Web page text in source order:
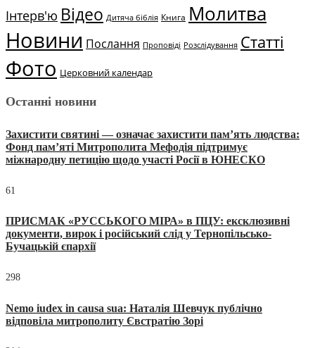
Інтерв'ю Відео Дитяча біблія Книга Молитва
Новини Послання Проповіді Розслідування Статті
Фото Церковний календар
Останні новини
Захистити святині — означає захистити пам’ять людства:
Фонд пам’яті Митрополита Мефодія підтримує
міжнародну петицію щодо участі Росії в ЮНЕСКО
61
ПРИСМАК «РУССЬКОГО МІРА» в ПЦУ: ексклюзивні
документи, вирок і російський слід у Тернопільсько-
Бучацькій єпархії
298
Nemo iudex in causa sua: Наталія Шевчук публічно
відповіла митрополиту Євстратію Зорі